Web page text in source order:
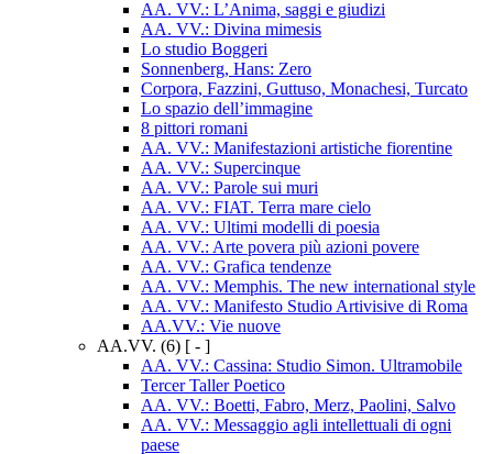
AA. VV.: L’Anima, saggi e giudizi
AA. VV.: Divina mimesis
Lo studio Boggeri
Sonnenberg, Hans: Zero
Corpora, Fazzini, Guttuso, Monachesi, Turcato
Lo spazio dell’immagine
8 pittori romani
AA. VV.: Manifestazioni artistiche fiorentine
AA. VV.: Supercinque
AA. VV.: Parole sui muri
AA. VV.: FIAT. Terra mare cielo
AA. VV.: Ultimi modelli di poesia
AA. VV.: Arte povera più azioni povere
AA. VV.: Grafica tendenze
AA. VV.: Memphis. The new international style
AA. VV.: Manifesto Studio Artivisive di Roma
AA.VV.: Vie nuove
AA.VV. (6) [ - ]
AA. VV.: Cassina: Studio Simon. Ultramobile
Tercer Taller Poetico
AA. VV.: Boetti, Fabro, Merz, Paolini, Salvo
AA. VV.: Messaggio agli intellettuali di ogni
paese